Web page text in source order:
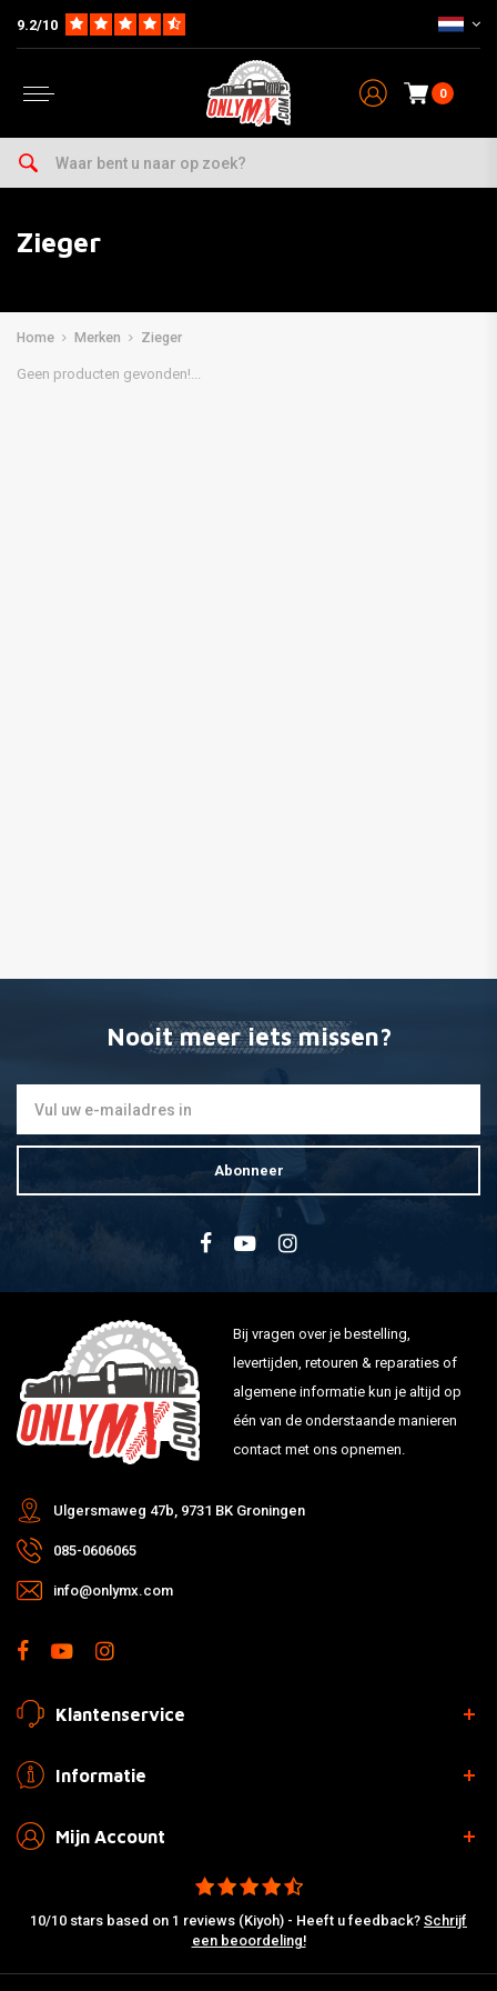
9.2/10
0
Zieger
Home Merken Zieger
Geen producten gevonden!...
Nooit meer iets missen?
Abonneer
Bij vragen over je bestelling,
levertijden, retouren & reparaties of
algemene informatie kun je altijd op
één van de onderstaande manieren
contact met ons opnemen.
Ulgersmaweg 47b, 9731 BK Groningen
085-0606065
info@onlymx.com
Klantenservice
Informatie
Mijn Account
10/10 stars based on 1 reviews (Kiyoh) - Heeft u feedback? Schrijf
een beoordeling!